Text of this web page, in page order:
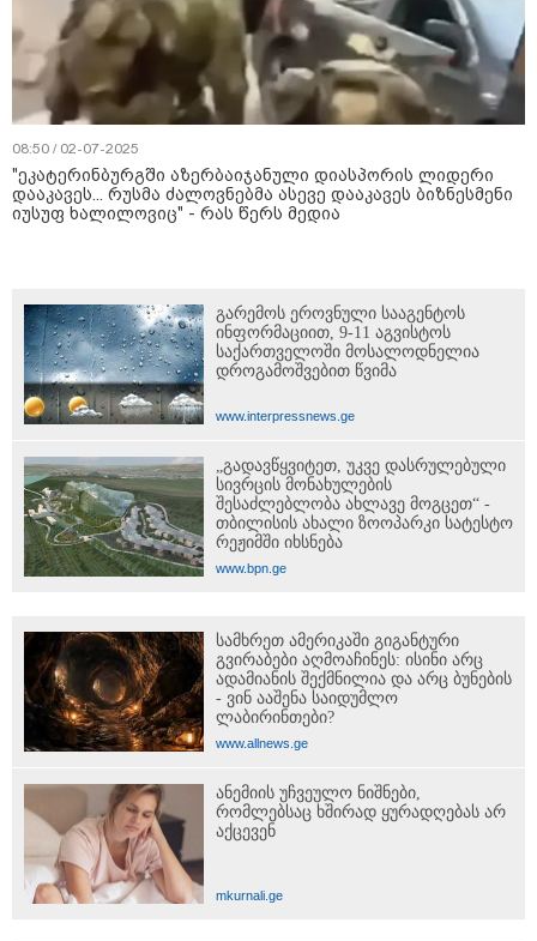
08:50 / 02-07-2025
"ეკატერინბურგში აზერბაიჯანული დიასპორის ლიდერი
დააკავეს... რუსმა ძალოვნებმა ასევე დააკავეს ბიზნესმენი
იუსუფ ხალილოვიც" - რას წერს მედია
გარემოს ეროვნული სააგენტოს
ინფორმაციით, 9-11 აგვისტოს
საქართველოში მოსალოდნელია
დროგამოშვებით წვიმა
www.interpressnews.ge
„გადავწყვიტეთ, უკვე დასრულებული
სივრცის მონახულების
შესაძლებლობა ახლავე მოგცეთ“ -
თბილისის ახალი ზოოპარკი სატესტო
რეჟიმში იხსნება
www.bpn.ge
სამხრეთ ამერიკაში გიგანტური
გვირაბები აღმოაჩინეს: ისინი არც
ადამიანის შექმნილია და არც ბუნების
- ვინ ააშენა საიდუმლო
ლაბირინთები?
www.allnews.ge
ანემიის უჩვეულო ნიშნები,
რომლებსაც ხშირად ყურადღებას არ
აქცევენ
mkurnali.ge